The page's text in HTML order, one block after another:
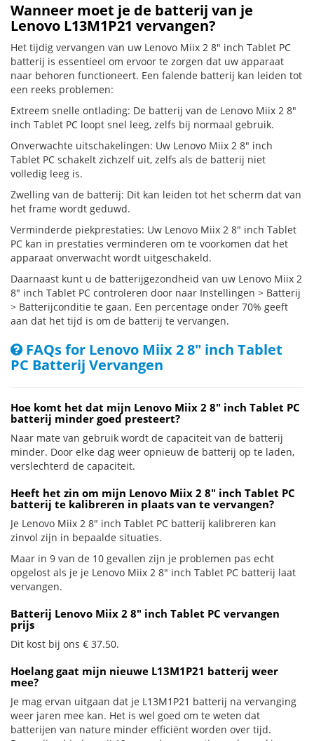
Wanneer moet je de batterij van je
Lenovo L13M1P21 vervangen?
Het tijdig vervangen van uw Lenovo Miix 2 8" inch Tablet PC
batterij is essentieel om ervoor te zorgen dat uw apparaat
naar behoren functioneert. Een falende batterij kan leiden tot
een reeks problemen:
Extreem snelle ontlading: De batterij van de Lenovo Miix 2 8"
inch Tablet PC loopt snel leeg, zelfs bij normaal gebruik.
Onverwachte uitschakelingen: Uw Lenovo Miix 2 8" inch
Tablet PC schakelt zichzelf uit, zelfs als de batterij niet
volledig leeg is.
Zwelling van de batterij: Dit kan leiden tot het scherm dat van
het frame wordt geduwd.
Verminderde piekprestaties: Uw Lenovo Miix 2 8" inch Tablet
PC kan in prestaties verminderen om te voorkomen dat het
apparaat onverwacht wordt uitgeschakeld.
Daarnaast kunt u de batterijgezondheid van uw Lenovo Miix 2
8" inch Tablet PC controleren door naar Instellingen > Batterij
> Batterijconditie te gaan. Een percentage onder 70% geeft
aan dat het tijd is om de batterij te vervangen.
FAQs for Lenovo Miix 2 8" inch Tablet
PC Batterij Vervangen
Hoe komt het dat mijn Lenovo Miix 2 8" inch Tablet PC
batterij minder goed presteert?
Naar mate van gebruik wordt de capaciteit van de batterij
minder. Door elke dag weer opnieuw de batterij op te laden,
verslechterd de capaciteit.
Heeft het zin om mijn Lenovo Miix 2 8" inch Tablet PC
batterij te kalibreren in plaats van te vervangen?
Je Lenovo Miix 2 8" inch Tablet PC batterij kalibreren kan
zinvol zijn in bepaalde situaties.
Maar in 9 van de 10 gevallen zijn je problemen pas echt
opgelost als je je Lenovo Miix 2 8" inch Tablet PC batterij laat
vervangen.
Batterij Lenovo Miix 2 8" inch Tablet PC vervangen
prijs
Dit kost bij ons € 37.50.
Hoelang gaat mijn nieuwe L13M1P21 batterij weer
mee?
Je mag ervan uitgaan dat je L13M1P21 batterij na vervanging
weer jaren mee kan. Het is wel goed om te weten dat
batterijen van nature minder efficiënt worden over tijd.